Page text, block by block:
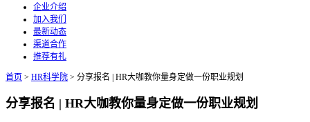
企业介绍
加入我们
最新动态
渠道合作
推荐有礼
首页 > HR科学院 > 分享报名 | HR大咖教你量身定做一份职业规划
分享报名 | HR大咖教你量身定做一份职业规划